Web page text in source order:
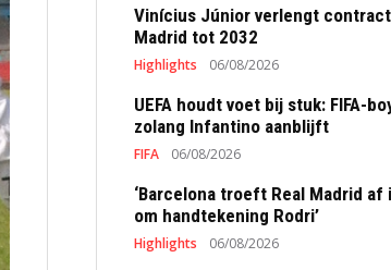
Vinícius Júnior verlengt
Madrid tot 2032
Highlights 06/08/2026
UEFA houdt voet bij stuk: FIFA-
zolang Infantino aanblijft
FIFA 06/08/2026
‘Barcelona troeft Real Madrid af
om handtekening Rodri’
Highlights 06/08/2026